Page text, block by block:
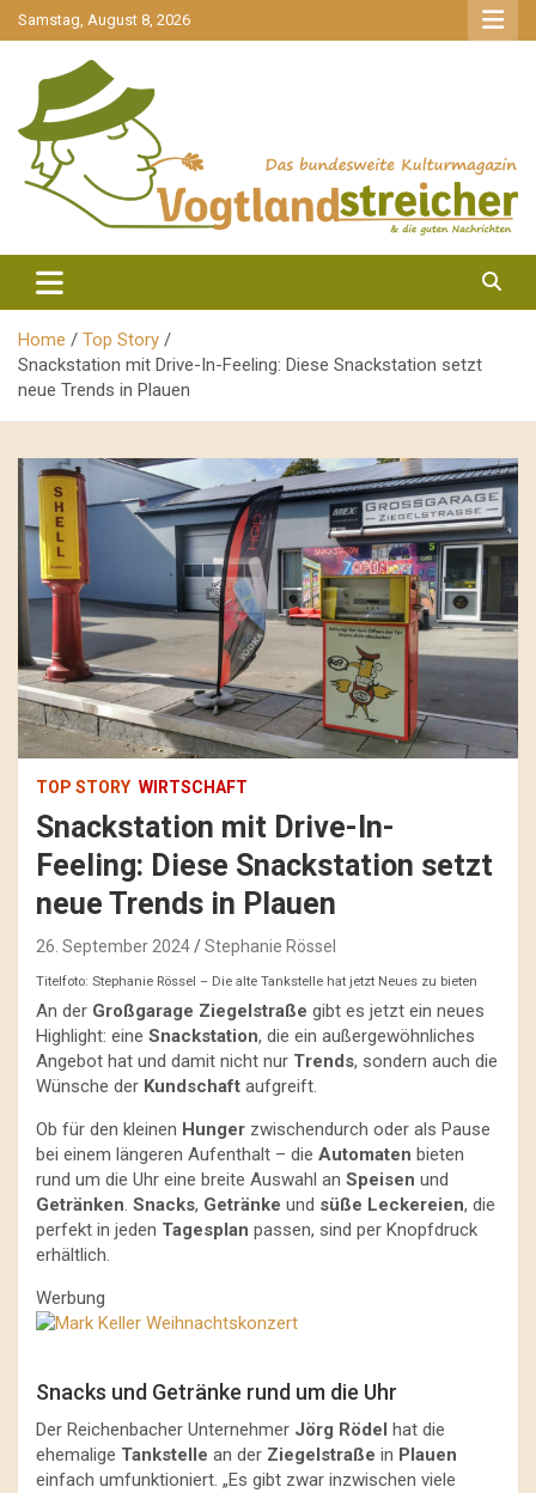
gehe
zum
Samstag, August 8, 2026
Vogtlandstreicher
Home
Top Story
Snackstation mit Drive-In-Feeling: Diese Snackstation setzt
neue Trends in Plauen
TOP STORY WIRTSCHAFT
Snackstation mit Drive-In-
Feeling: Diese Snackstation setzt
neue Trends in Plauen
26. September 2024 Stephanie Rössel
Titelfoto: Stephanie Rössel – Die alte Tankstelle hat jetzt Neues zu bieten
An der Großgarage Ziegelstraße gibt es jetzt ein neues
Highlight: eine Snackstation, die ein außergewöhnliches
Angebot hat und damit nicht nur Trends, sondern auch die
Wünsche der Kundschaft aufgreift.
Ob für den kleinen Hunger zwischendurch oder als Pause
bei einem längeren Aufenthalt – die Automaten bieten
rund um die Uhr eine breite Auswahl an Speisen und
Getränken. Snacks, Getränke und süße Leckereien, die
perfekt in jeden Tagesplan passen, sind per Knopfdruck
erhältlich.
Werbung
Snacks und Getränke rund um die Uhr
Der Reichenbacher Unternehmer Jörg Rödel hat die
ehemalige Tankstelle an der Ziegelstraße in Plauen
einfach umfunktioniert. „Es gibt zwar inzwischen viele